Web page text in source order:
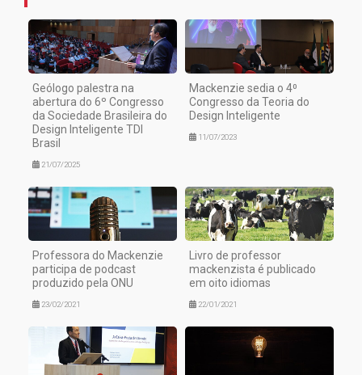
Geólogo palestra na
abertura do 6º Congresso
da Sociedade Brasileira do
Design Inteligente TDI
Brasil
21/07/2025
Mackenzie sedia o 4⁰
Congresso da Teoria do
Design Inteligente
11/07/2023
Professora do Mackenzie
participa de podcast
produzido pela ONU
23/02/2021
Livro de professor
mackenzista é publicado
em oito idiomas
22/01/2021